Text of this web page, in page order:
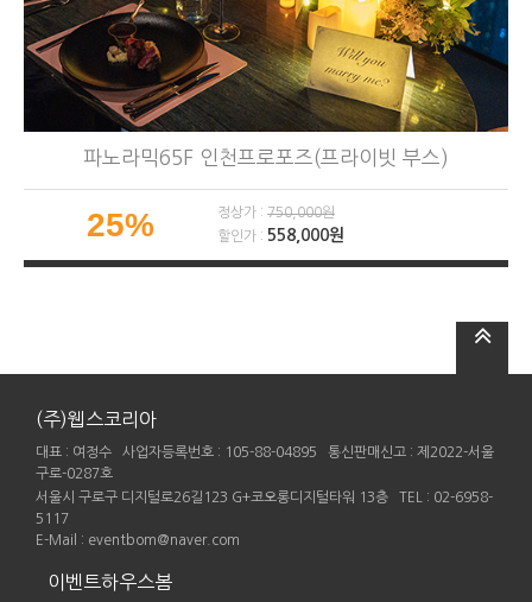
파노라믹65F 인천프로포즈(프라이빗 부스)
25% 정상가 : 750,000원
할인가 : 558,000원
(주)웹스코리아
대표 : 여정수 사업자등록번호 : 105-88-04895 통신판매신고 : 제2022-서울
구로-0287호
서울시 구로구 디지털로26길123 G+코오롱디지털타워 13층 TEL : 02-6958-
5117
E-Mail : eventbom@naver.com
이벤트하우스봄